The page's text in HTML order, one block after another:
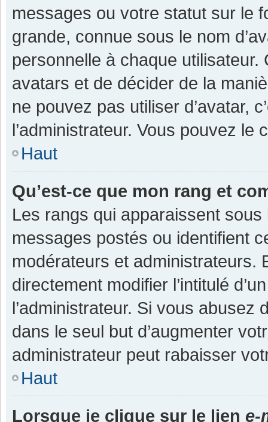
messages ou votre statut sur le
grande, connue sous le nom
personnelle à chaque utilisateur.
avatars et de décider de la
ne pouvez pas utiliser d’avatar,
l’administrateur. Vous pouvez
Haut
Qu’est-ce que mon rang et
Les rangs qui apparaissent
messages postés ou identifient
modérateurs et administrateurs.
directement modifier l’intitulé
l’administrateur. Si vous
dans le seul but d’augmenter
administrateur peut rabaisser
Haut
Lorsque je clique sur le lien e-